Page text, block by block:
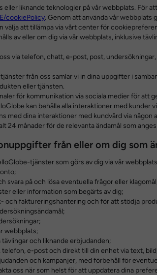
eller liknande teknologier på vår webbplats. För
cookiePolicy. Genom att använda vår webbplats
välja att tillämpa via vårt center för
av eller om dig via vår webbplats, inklusive
via telefon, chatt, e-post, post,
från oss samlar vi in dina uppgifter i
eller tjänsten.
för kommunikation via sociala medier för att
kan behålla alla interaktioner med kunder
med dina interaktioner med kundvård via
24 månader för de relevanta ändamål som
från eller om dig som
tjänster som görs av dig via vår
svara på och lösa eventuella frågor eller
eller information som begärts av dig;
och faktureringshantering och för att stödja
webbplats;
och liknande erbjudanden;
telefon, e-post och direkt till din enhet via text,
och kampanjer, med förbehåll för
oss när som helst för att uppdatera dina